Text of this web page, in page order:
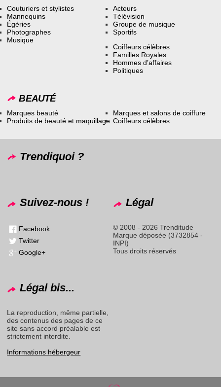
Couturiers et stylistes
Mannequins
Égéries
Photographes
Musique
Acteurs
Télévision
Groupe de musique
Sportifs
Coiffeurs célèbres
Familles Royales
Hommes d’affaires
Politiques
BEAUTÉ
Marques beauté
Produits de beauté et maquillage
Marques et salons de coiffure
Coiffeurs célèbres
Trendiquoi ?
Suivez-nous !
Facebook
Twitter
Google+
Légal
© 2008 - 2026 Trenditude
Marque déposée (3732854 -
INPI)
Tous droits réservés
Légal bis...
La reproduction, même partielle,
des contenus des pages de ce
site sans accord préalable est
strictement interdite.
Informations hébergeur